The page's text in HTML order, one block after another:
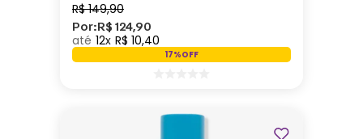
R$ 149,90
Por:R$ 124,90
12 R$ 10,40
17%OFF